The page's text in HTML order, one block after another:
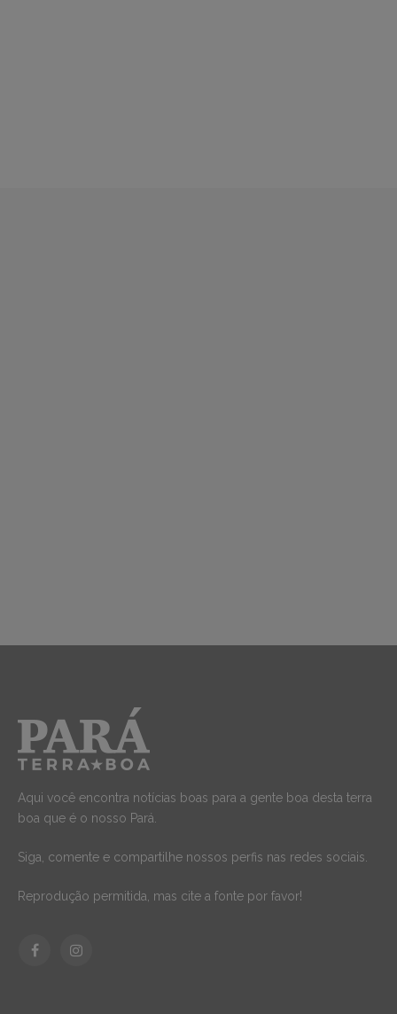
Aqui você encontra notícias boas para a gente boa desta terra
boa que é o nosso Pará.
Siga, comente e compartilhe nossos perfis nas redes sociais.
Reprodução permitida, mas cite a fonte por favor!
FacebookInstagram